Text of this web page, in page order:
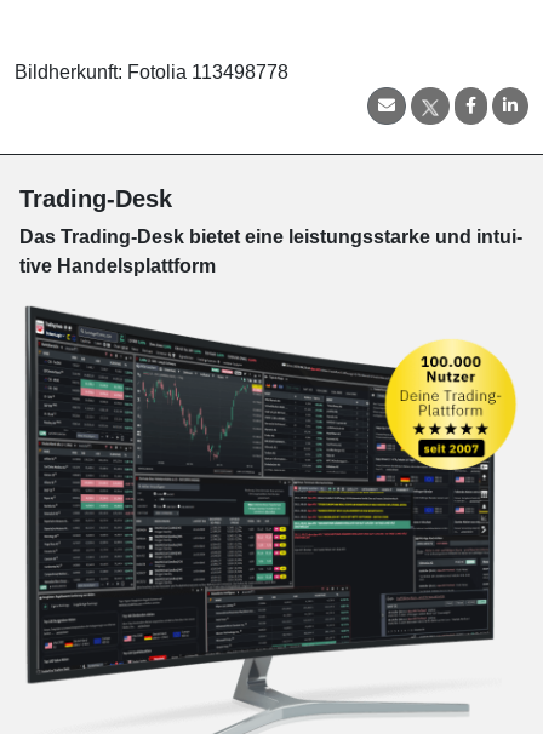
Bildherkunft: Fotolia 113498778
Trading-Desk
Das Trading-Desk bie­tet eine leis­tungs­star­ke und in­tui­
tive Han­dels­platt­form